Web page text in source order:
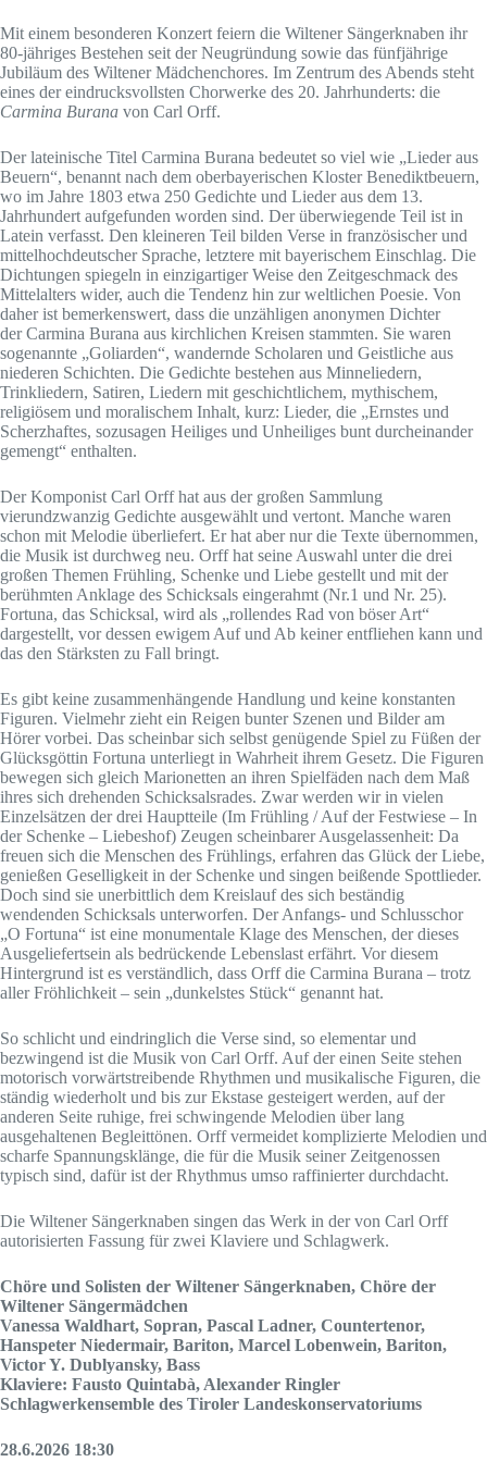
Mit einem besonderen Konzert feiern die Wiltener Sängerknaben ihr
80-jähriges Bestehen seit der Neugründung sowie das fünfjährige
Jubiläum des Wiltener Mädchenchores. Im Zentrum des Abends steht
eines der eindrucksvollsten Chorwerke des 20. Jahrhunderts: die
Carmina Burana von Carl Orff.
Der lateinische Titel Carmina Burana bedeutet so viel wie „Lieder aus
Beuern“, benannt nach dem oberbayerischen Kloster Benediktbeuern,
wo im Jahre 1803 etwa 250 Gedichte und Lieder aus dem 13.
Jahrhundert aufgefunden worden sind. Der überwiegende Teil ist in
Latein verfasst. Den kleineren Teil bilden Verse in französischer und
mittelhochdeutscher Sprache, letztere mit bayerischem Einschlag. Die
Dichtungen spiegeln in einzigartiger Weise den Zeitgeschmack des
Mittelalters wider, auch die Tendenz hin zur weltlichen Poesie. Von
daher ist bemerkenswert, dass die unzähligen anonymen Dichter
der Carmina Burana aus kirchlichen Kreisen stammten. Sie waren
sogenannte „Goliarden“, wandernde Scholaren und Geistliche aus
niederen Schichten. Die Gedichte bestehen aus Minneliedern,
Trinkliedern, Satiren, Liedern mit geschichtlichem, mythischem,
religiösem und moralischem Inhalt, kurz: Lieder, die „Ernstes und
Scherzhaftes, sozusagen Heiliges und Unheiliges bunt durcheinander
gemengt“ enthalten.
Der Komponist Carl Orff hat aus der großen Sammlung
vierundzwanzig Gedichte ausgewählt und vertont. Manche waren
schon mit Melodie überliefert. Er hat aber nur die Texte übernommen,
die Musik ist durchweg neu. Orff hat seine Auswahl unter die drei
großen Themen Frühling, Schenke und Liebe gestellt und mit der
berühmten Anklage des Schicksals eingerahmt (Nr.1 und Nr. 25).
Fortuna, das Schicksal, wird als „rollendes Rad von böser Art“
dargestellt, vor dessen ewigem Auf und Ab keiner entfliehen kann und
das den Stärksten zu Fall bringt.
Es gibt keine zusammenhängende Handlung und keine konstanten
Figuren. Vielmehr zieht ein Reigen bunter Szenen und Bilder am
Hörer vorbei. Das scheinbar sich selbst genügende Spiel zu Füßen der
Glücksgöttin Fortuna unterliegt in Wahrheit ihrem Gesetz. Die Figuren
bewegen sich gleich Marionetten an ihren Spielfäden nach dem Maß
ihres sich drehenden Schicksalsrades. Zwar werden wir in vielen
Einzelsätzen der drei Hauptteile (Im Frühling / Auf der Festwiese – In
der Schenke – Liebeshof) Zeugen scheinbarer Ausgelassenheit: Da
freuen sich die Menschen des Frühlings, erfahren das Glück der Liebe,
genießen Geselligkeit in der Schenke und singen beißende Spottlieder.
Doch sind sie unerbittlich dem Kreislauf des sich beständig
wendenden Schicksals unterworfen. Der Anfangs- und Schlusschor
„O Fortuna“ ist eine monumentale Klage des Menschen, der dieses
Ausgeliefertsein als bedrückende Lebenslast erfährt. Vor diesem
Hintergrund ist es verständlich, dass Orff die Carmina Burana – trotz
aller Fröhlichkeit – sein „dunkelstes Stück“ genannt hat.
So schlicht und eindringlich die Verse sind, so elementar und
bezwingend ist die Musik von Carl Orff. Auf der einen Seite stehen
motorisch vorwärtstreibende Rhythmen und musikalische Figuren, die
ständig wiederholt und bis zur Ekstase gesteigert werden, auf der
anderen Seite ruhige, frei schwingende Melodien über lang
ausgehaltenen Begleittönen. Orff vermeidet komplizierte Melodien und
scharfe Spannungsklänge, die für die Musik seiner Zeitgenossen
typisch sind, dafür ist der Rhythmus umso raffinierter durchdacht.
Die Wiltener Sängerknaben singen das Werk in der von Carl Orff
autorisierten Fassung für zwei Klaviere und Schlagwerk.
Chöre und Solisten der Wiltener Sängerknaben, Chöre der
Wiltener Sängermädchen
Vanessa Waldhart, Sopran, Pascal Ladner, Countertenor,
Hanspeter Niedermair, Bariton, Marcel Lobenwein, Bariton,
Victor Y. Dublyansky, Bass
Klaviere: Fausto Quintabà, Alexander Ringler
Schlagwerkensemble des Tiroler Landeskonservatoriums
28.6.2026 18:30